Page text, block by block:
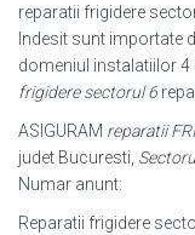
reparatii frigidere
Indesit sunt importate
domeniul instalatiilor
frigidere sectorul 6
ASIGURAM reparatii
judet Bucuresti,
Numar anunt:
Reparatii frigidere